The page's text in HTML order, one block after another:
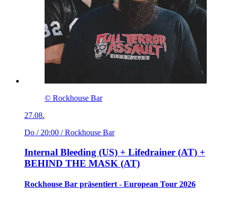
© Rockhouse Bar
27.08.
Do / 20:00 / Rockhouse Bar
Internal Bleeding (US) + Lifedrainer (AT) +
BEHIND THE MASK (AT)
Rockhouse Bar präsentiert - European Tour 2026